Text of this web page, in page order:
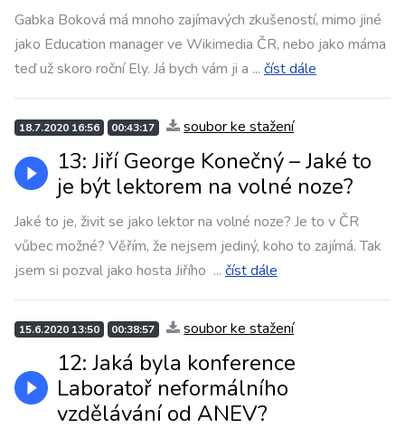
Gabka Boková má mnoho zajímavých zkušeností, mimo jiné
jako Education manager ve Wikimedia ČR, nebo jako máma
teď už skoro roční Ely. Já bych vám ji a ... číst dále
18.7.2020 16:56 00:43:17 soubor ke stažení
13: Jiří George Konečný – Jaké to
je být lektorem na volné noze?
Jaké to je, živit se jako lektor na volné noze? Je to v ČR
vůbec možné? Věřím, že nejsem jediný, koho to zajímá. Tak
jsem si pozval jako hosta Jiřího ... číst dále
15.6.2020 13:50 00:38:57 soubor ke stažení
12: Jaká byla konference
Laboratoř neformálního
vzdělávání od ANEV?